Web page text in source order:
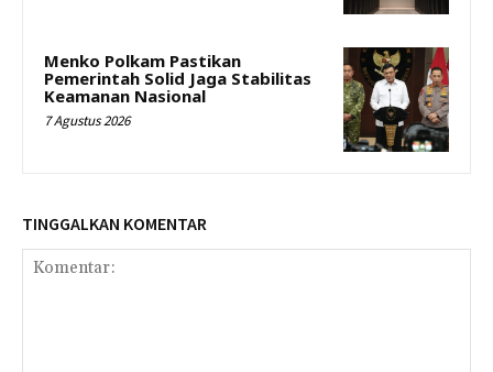
Menko Polkam Pastikan
Pemerintah Solid Jaga Stabilitas
Keamanan Nasional
7 Agustus 2026
TINGGALKAN KOMENTAR